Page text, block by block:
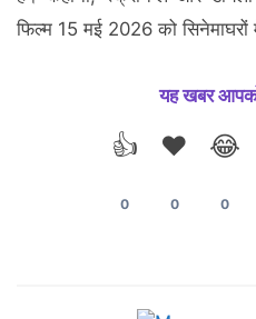
फिल्म 15 मई 2026 को सिनेमाघरों
यह खबर
👍
0
❤️
0
😂
0